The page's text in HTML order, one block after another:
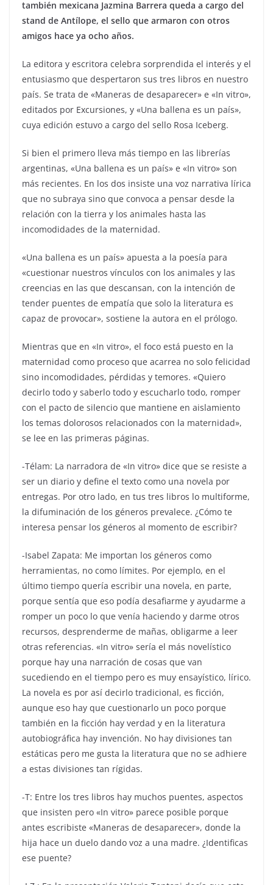
también mexicana Jazmina Barrera queda a cargo del
stand de Antílope, el sello que armaron con otros
amigos hace ya ocho años.
La editora y escritora celebra sorprendida el interés y el
entusiasmo que despertaron sus tres libros en nuestro
país. Se trata de «Maneras de desaparecer» e «In vitro»,
editados por Excursiones, y «Una ballena es un país»,
cuya edición estuvo a cargo del sello Rosa Iceberg.
Si bien el primero lleva más tiempo en las librerías
argentinas, «Una ballena es un país» e «In vitro» son
más recientes. En los dos insiste una voz narrativa lírica
que no subraya sino que convoca a pensar desde la
relación con la tierra y los animales hasta las
incomodidades de la maternidad.
«Una ballena es un país» apuesta a la poesía para
«cuestionar nuestros vínculos con los animales y las
creencias en las que descansan, con la intención de
tender puentes de empatía que solo la literatura es
capaz de provocar», sostiene la autora en el prólogo.
Mientras que en «In vitro», el foco está puesto en la
maternidad como proceso que acarrea no solo felicidad
sino incomodidades, pérdidas y temores. «Quiero
decirlo todo y saberlo todo y escucharlo todo, romper
con el pacto de silencio que mantiene en aislamiento
los temas dolorosos relacionados con la maternidad»,
se lee en las primeras páginas.
-Télam: La narradora de «In vitro» dice que se resiste a
ser un diario y define el texto como una novela por
entregas. Por otro lado, en tus tres libros lo multiforme,
la difuminación de los géneros prevalece. ¿Cómo te
interesa pensar los géneros al momento de escribir?
-Isabel Zapata: Me importan los géneros como
herramientas, no como límites. Por ejemplo, en el
último tiempo quería escribir una novela, en parte,
porque sentía que eso podía desafiarme y ayudarme a
romper un poco lo que venía haciendo y darme otros
recursos, desprenderme de mañas, obligarme a leer
otras referencias. «In vitro» sería el más novelístico
porque hay una narración de cosas que van
sucediendo en el tiempo pero es muy ensayístico, lírico.
La novela es por así decirlo tradicional, es ficción,
aunque eso hay que cuestionarlo un poco porque
también en la ficción hay verdad y en la literatura
autobiográfica hay invención. No hay divisiones tan
estáticas pero me gusta la literatura que no se adhiere
a estas divisiones tan rígidas.
-T: Entre los tres libros hay muchos puentes, aspectos
que insisten pero «In vitro» parece posible porque
antes escribiste «Maneras de desaparecer», donde la
hija hace un duelo dando voz a una madre. ¿Identificas
ese puente?